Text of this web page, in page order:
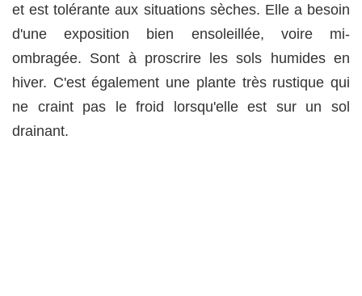
et est tolérante aux situations sèches. Elle a besoin
d'une exposition bien ensoleillée, voire mi-
ombragée. Sont à proscrire les sols humides en
hiver. C'est également une plante très rustique qui
ne craint pas le froid lorsqu'elle est sur un sol
drainant.